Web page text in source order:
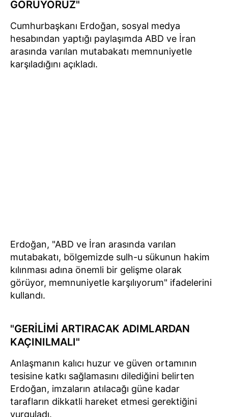
GÖRÜYORUZ"
Cumhurbaşkanı Erdoğan, sosyal medya
hesabından yaptığı paylaşımda ABD ve İran
arasında varılan mutabakatı memnuniyetle
karşıladığını açıkladı.
Erdoğan, "ABD ve İran arasında varılan
mutabakatı, bölgemizde sulh-u sükunun hakim
kılınması adına önemli bir gelişme olarak
görüyor, memnuniyetle karşılıyorum" ifadelerini
kullandı.
"GERİLİMİ ARTIRACAK ADIMLARDAN
KAÇINILMALI"
Anlaşmanın kalıcı huzur ve güven ortamının
tesisine katkı sağlamasını dilediğini belirten
Erdoğan, imzaların atılacağı güne kadar
tarafların dikkatli hareket etmesi gerektiğini
vurguladı.